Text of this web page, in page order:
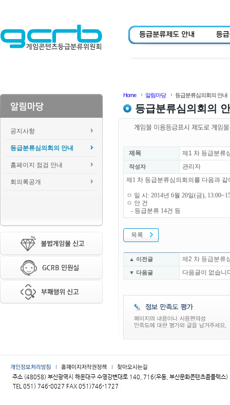
공지사항
등급분류심의회의 안내
홈페이지 점검 안내
회의록공개
Home 알림마당 등급분류심의회의 안내
등급분류심의회의
제목 제1 차 등급분류
작성자
관리자
제1 차 등급분류심의회의를 다음과
ㅇ 일 시: 2014년 6월 20일(금),
ㅇ 안 건
- 등급분류 14건 등
목록
▲ 이전글 제2 차 등급분류
▼ 다음글 다음글이 없습니